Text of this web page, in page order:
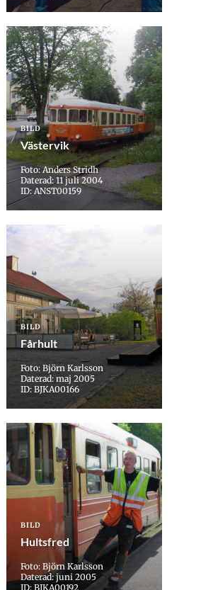
BILD
Västervik
Foto: Anders Stridh
Daterad: 11 juli 2004
ID: ANST00159
BILD
Fårhult
Foto: Björn Karlsson
Daterad: maj 2005
ID: BJKA00166
BILD
Hultsfred
Foto: Björn Karlsson
Daterad: juni 2005
ID: BJKA00192